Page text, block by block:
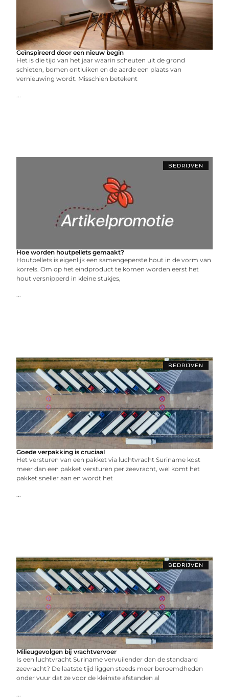
Geïnspireerd door een nieuw begin
Het is die tijd van het jaar waarin scheuten uit de grond
schieten, bomen ontluiken en de aarde een plaats van
vernieuwing wordt. Misschien betekent
...
BEDRIJVEN
Hoe worden houtpellets gemaakt?
Houtpellets is eigenlijk een samengeperste hout in de vorm van
korrels. Om op het eindproduct te komen worden eerst het
hout versnipperd in kleine stukjes,
...
BEDRIJVEN
Goede verpakking is cruciaal
Het versturen van een pakket via luchtvracht Suriname kost
meer dan een pakket versturen per zeevracht, wel komt het
pakket sneller aan en wordt het
...
BEDRIJVEN
Milieugevolgen bij vrachtvervoer
Is een luchtvracht Suriname vervuilender dan de standaard
zeevracht? De laatste tijd liggen steeds meer beroemdheden
onder vuur dat ze voor de kleinste afstanden al
...